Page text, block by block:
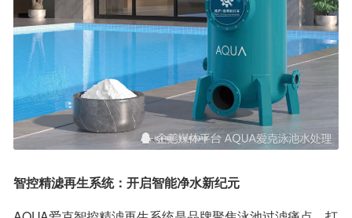
智控精滤再生系统：开启智能净水新纪元